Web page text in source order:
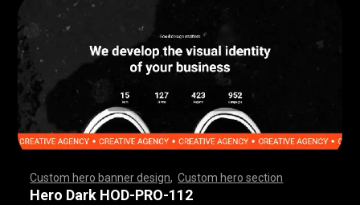
Custom hero banner design ,Custom hero section
,,,,,,,,,,,,,,,,,,,,,,,,,,,,,, ,,,,,,,,,,,,,,,,,,,,,,,
,,,,,,,,,,,,,,,,,,,,,,,,,,,,,, ,,,,,,,,,,,,,,,,,,,,,,
Hero Dark HOD-PRO-112